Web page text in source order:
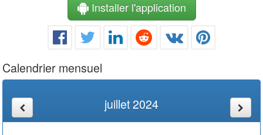
Installer l'application
Calendrier mensuel
juillet 2024